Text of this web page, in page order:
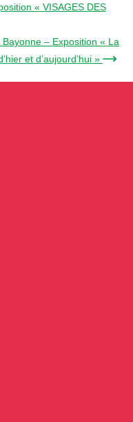
« VISAGES DES
– Exposition « La
et d’aujourd’hui » →